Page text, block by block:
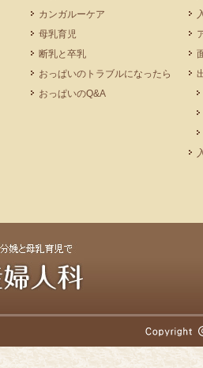
カンガルーケア
母乳育児
断乳と卒乳
おっぱいのトラブルになったら
おっぱいのQ&A